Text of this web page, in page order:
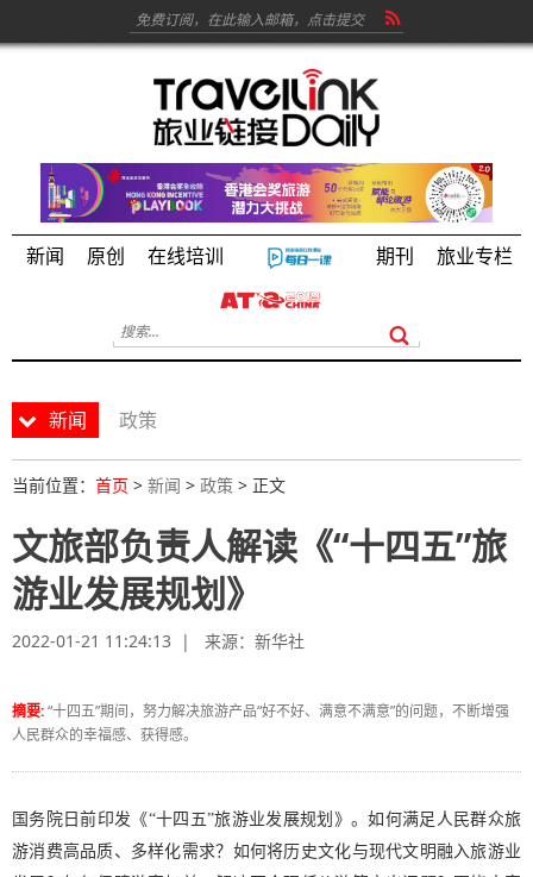
新闻 原创 在线培训 期刊 旅业专栏
新闻 政策
当前位置： 首页 > 新闻 > 政策 > 正文
文旅部负责人解读《“十四五”旅
游业发展规划》
2022-01-21 11:24:13 | 来源： 新华社
摘要:“十四五”期间，努力解决旅游产品“好不好、满意不满意”的问题，不断增强
人民群众的幸福感、获得感。
国务院日前印发《“十四五”旅游业发展规划》。如何满足人民群众旅
游消费高品质、多样化需求？如何将历史文化与现代文明融入旅游业